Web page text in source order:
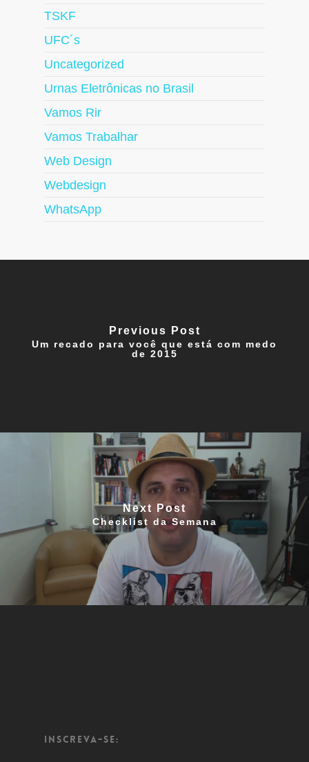
TSKF
UFC´s
Uncategorized
Urnas Eletrônicas no Brasil
Vamos Rir
Vamos Trabalhar
Web Design
Webdesign
WhatsApp
Previous Post
Um recado para você que está com medo
de 2015
Next Post
Checklist da Semana
Inscreva-se: